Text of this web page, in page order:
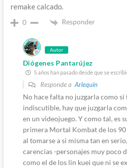
remake calcado.
0 Responder
Autor
Diógenes Pantarújez
5 años han pasado desde que se
Responde a Arlequín
No hace falta no juzgarla como
indiscutible, hay que juzgarla
en un videojuego. Y como tal, es
primera Mortal Kombat de los
al tomarse a si misma tan en
carencias -personajes muy poco
como el de los lin kuei que ni se